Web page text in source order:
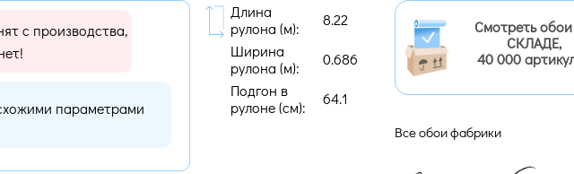
с производства,
параметрами
Длина
рулона (м):
8.22
Ширина
рулона (м):
0.686
Подгон в
рулоне (cм):
64.1
Смотреть
СКЛАДЕ,
40 000
Все обои фабрики